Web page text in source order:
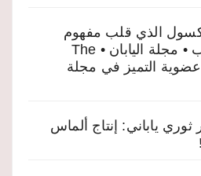
الذي قلب مفهوم
الأنمي رأساً على عقب • مجلة اليابان • The
عضوية التميز في مجلة
ثوري ياباني: إنتاج ألماس